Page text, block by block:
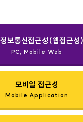
정보통신접근성(웹접근성)
PC, Mobile Web
모바일 접근성
Mobile Application